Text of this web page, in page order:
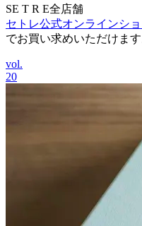
SE T R E全店舗
セトレ公式オンラインシ
でお買い求めいただけます
vol.
20